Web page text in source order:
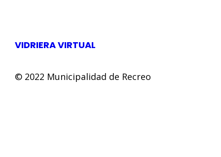
VIDRIERA VIRTUAL
© 2022 Municipalidad de Recreo